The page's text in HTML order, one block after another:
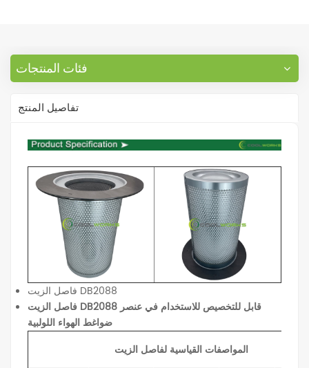
فئات المنتجات
تفاصيل المنتج
فاصل الزيت DB2088
فاصل الزيت DB2088 قابل للتخصيص للاستخدام في عنصر
ضواغط الهواء اللولبية
المواصفات القياسية لفاصل الزيت